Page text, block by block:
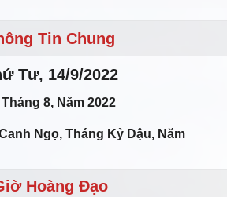
Tin Chung
Tư, 14/9/2022
8, Năm 2022
Ngọ, Tháng Kỷ Dậu, Năm
Hoàng Đạo